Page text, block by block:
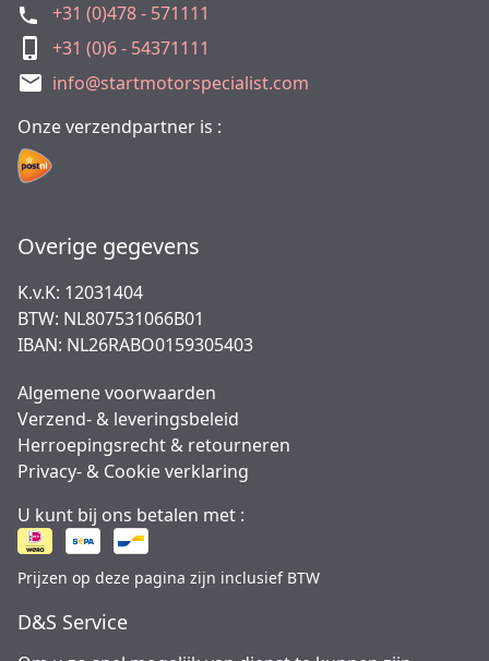
+31 (0)478 - 571111
+31 (0)6 - 54371111
info@startmotorspecialist.com
Onze verzendpartner is :
Overige gegevens
K.v.K: 12031404
BTW: NL807531066B01
IBAN: NL26RABO0159305403
Algemene voorwaarden
Verzend- & leveringsbeleid
Herroepingsrecht & retourneren
Privacy- & Cookie verklaring
U kunt bij ons betalen met :
Prijzen op deze pagina zijn inclusief BTW
D&S Service